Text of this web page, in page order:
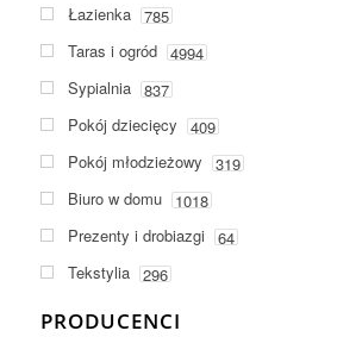
Łazienka 785
Taras i ogród 4994
Sypialnia 837
Pokój dziecięcy
409
Pokój młodzieżowy
319
Biuro w domu
1018
Prezenty i drobiazgi
64
Tekstylia 296
PRODUCENCI